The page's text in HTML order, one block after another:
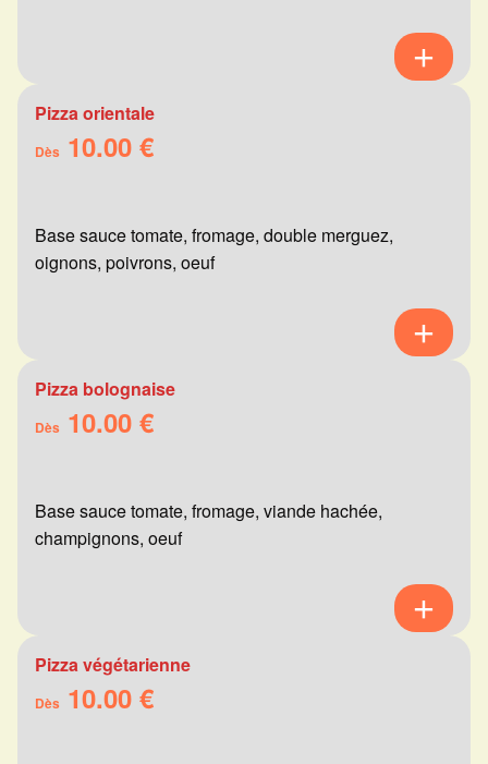
Pizza orientale
Dès 10.00 €
Base sauce tomate, fromage, double merguez,
oignons, poivrons, oeuf
Pizza bolognaise
Dès 10.00 €
Base sauce tomate, fromage, viande hachée,
champignons, oeuf
Pizza végétarienne
Dès 10.00 €